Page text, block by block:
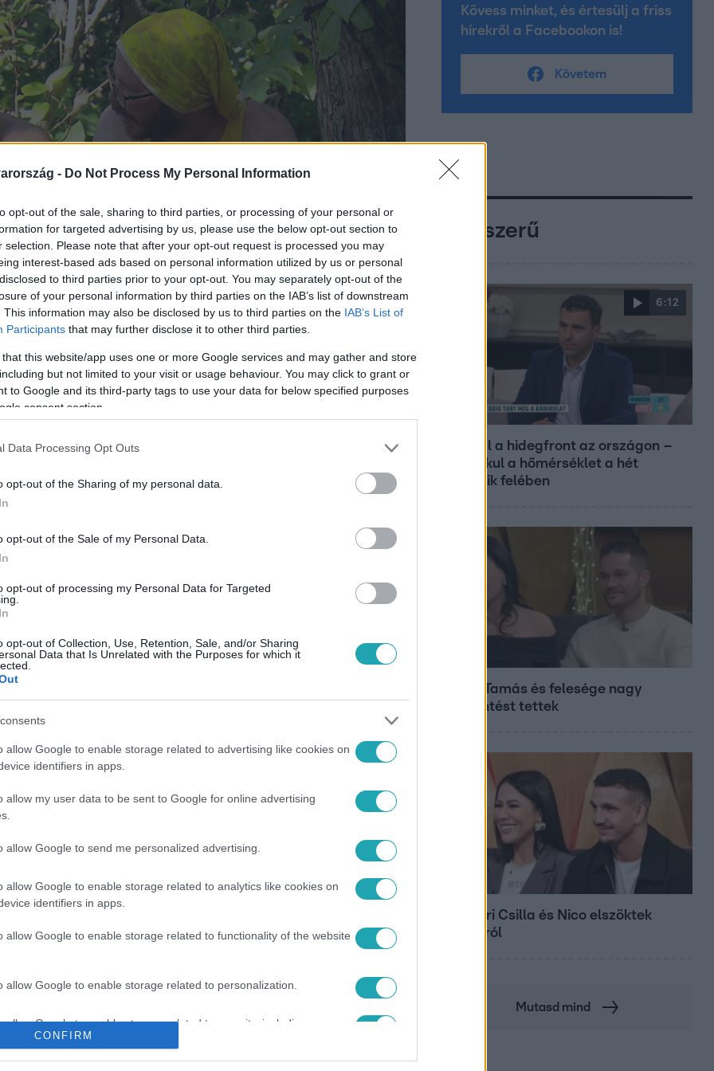
- Do Not Process My Personal Information
opt-out of the sale, sharing to third parties, or processing of your personal or
for targeted advertising by us, please use the below opt-out section to
selection. Please note that after your opt-out request is processed you may
interest-based ads based on personal information utilized by us or personal
to third parties prior to your opt-out. You may separately opt-out of the
of your personal information by third parties on the IAB’s list of downstream
This information may also be disclosed by us to third parties on the IAB’s List of
Participants that may further disclose it to other third parties.
that this website/app uses one or more Google services and may gather and store
but not limited to your visit or usage behaviour. You may click to grant or
to Google and its third-party tags to use your data for below specified purposes
consent section.
Data Processing Opt Outs
opt-out of the Sharing of my personal data.
opt-out of the Sale of my Personal Data.
opt-out of processing my Personal Data for Targeted
opt-out of Collection, Use, Retention, Sale, and/or Sharing
Data that Is Unrelated with the Purposes for which it
allow Google to enable storage related to advertising like cookies on
identifiers in apps.
allow my user data to be sent to Google for online advertising
allow Google to send me personalized advertising.
allow Google to enable storage related to analytics like cookies on
identifiers in apps.
allow Google to enable storage related to functionality of the website
allow Google to enable storage related to personalization.
allow Google to enable storage related to security, including
functionality and fraud prevention, and other user protection.
CONFIRM
amulettjének a híre, Gergely
ki a többiek a törzsi tanácson, akkor
kezdett.
legyen a Google-találatokban!
TANÁCS #AMULETT #KAMU #HAZUGSÁG #RTL
Kövess minket, és értesülj a friss
hírekről a Facebookon is!
Követem
Népszerű
6:12
Átvonul a hidegfront az országon –
így alakul a hőmérséklet a hét
második felében
Veréb Tamás és felesége nagy
bejelentést tettek
Megyeri Csilla és Nico elszöktek
otthonról
Mutasd mind